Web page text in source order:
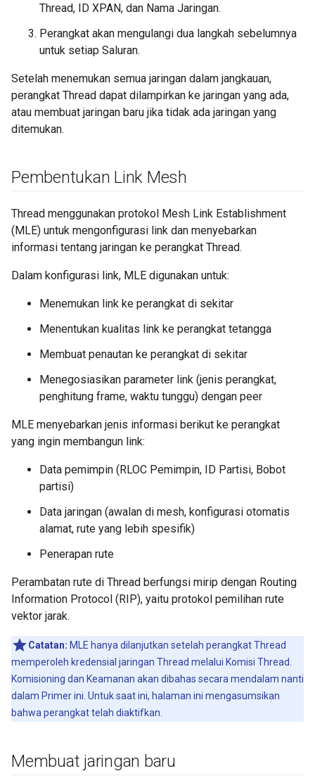
Thread, ID XPAN, dan Nama Jaringan.
Perangkat akan mengulangi dua langkah sebelumnya
untuk setiap Saluran.
Setelah menemukan semua jaringan dalam jangkauan,
perangkat Thread dapat dilampirkan ke jaringan yang ada,
atau membuat jaringan baru jika tidak ada jaringan yang
ditemukan.
Pembentukan Link Mesh
Thread menggunakan protokol Mesh Link Establishment
(MLE) untuk mengonfigurasi link dan menyebarkan
informasi tentang jaringan ke perangkat Thread.
Dalam konfigurasi link, MLE digunakan untuk:
Menemukan link ke perangkat di sekitar
Menentukan kualitas link ke perangkat tetangga
Membuat penautan ke perangkat di sekitar
Menegosiasikan parameter link (jenis perangkat,
penghitung frame, waktu tunggu) dengan peer
MLE menyebarkan jenis informasi berikut ke perangkat
yang ingin membangun link:
Data pemimpin (RLOC Pemimpin, ID Partisi, Bobot
partisi)
Data jaringan (awalan di mesh, konfigurasi otomatis
alamat, rute yang lebih spesifik)
Penerapan rute
Perambatan rute di Thread berfungsi mirip dengan Routing
Information Protocol (RIP), yaitu protokol pemilihan rute
vektor jarak.
Catatan: MLE hanya dilanjutkan setelah perangkat Thread
memperoleh kredensial jaringan Thread melalui Komisi Thread.
Komisioning dan Keamanan akan dibahas secara mendalam nanti
dalam Primer ini. Untuk saat ini, halaman ini mengasumsikan
bahwa perangkat telah diaktifkan.
Membuat jaringan baru